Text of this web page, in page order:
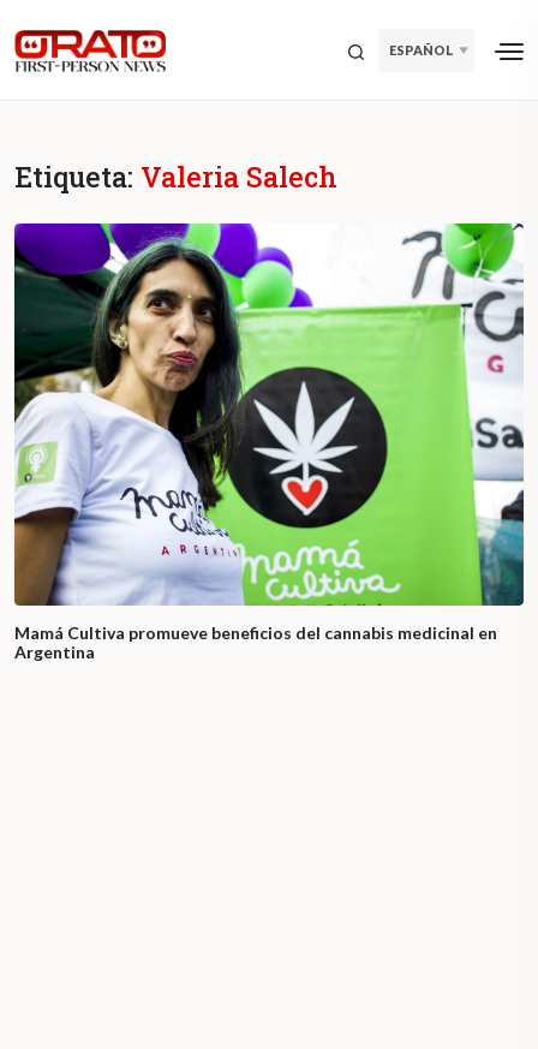
ESPAÑOL
Etiqueta: Valeria Salech
Mamá Cultiva promueve beneficios del cannabis medicinal en
Argentina